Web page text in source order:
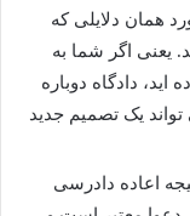
همان دلایلی که
یعنی اگر شما به
دادگاه دوباره
یک تصمیم جدید
اعاده دادرسی